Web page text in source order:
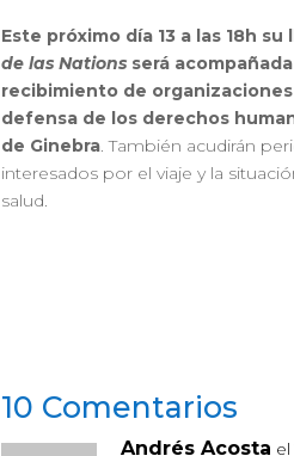
Este próximo día 13 a las 18h su
de las Nations será
recibimiento de
defensa de los derechos
de Ginebra. También acudirán
interesados por el viaje y la
salud.
10 Comentarios
Andrés Acosta